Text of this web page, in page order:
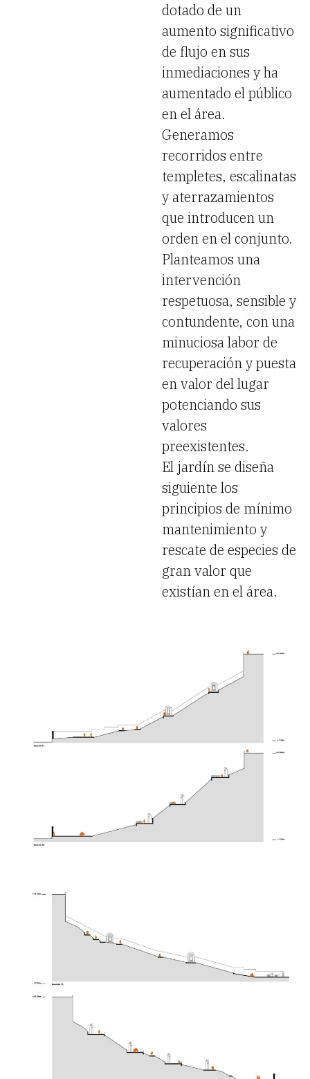
dotado de un
aumento significativo
de flujo en sus
inmediaciones y ha
aumentado el público
en el área.
Generamos
recorridos entre
templetes, escalinatas
y aterrazamientos
que introducen un
orden en el conjunto.
Planteamos una
intervención
respetuosa, sensible y
contundente, con una
minuciosa labor de
recuperación y puesta
en valor del lugar
potenciando sus
valores
preexistentes.
El jardín se diseña
siguiente los
principios de mínimo
mantenimiento y
rescate de especies de
gran valor que
existían en el área.